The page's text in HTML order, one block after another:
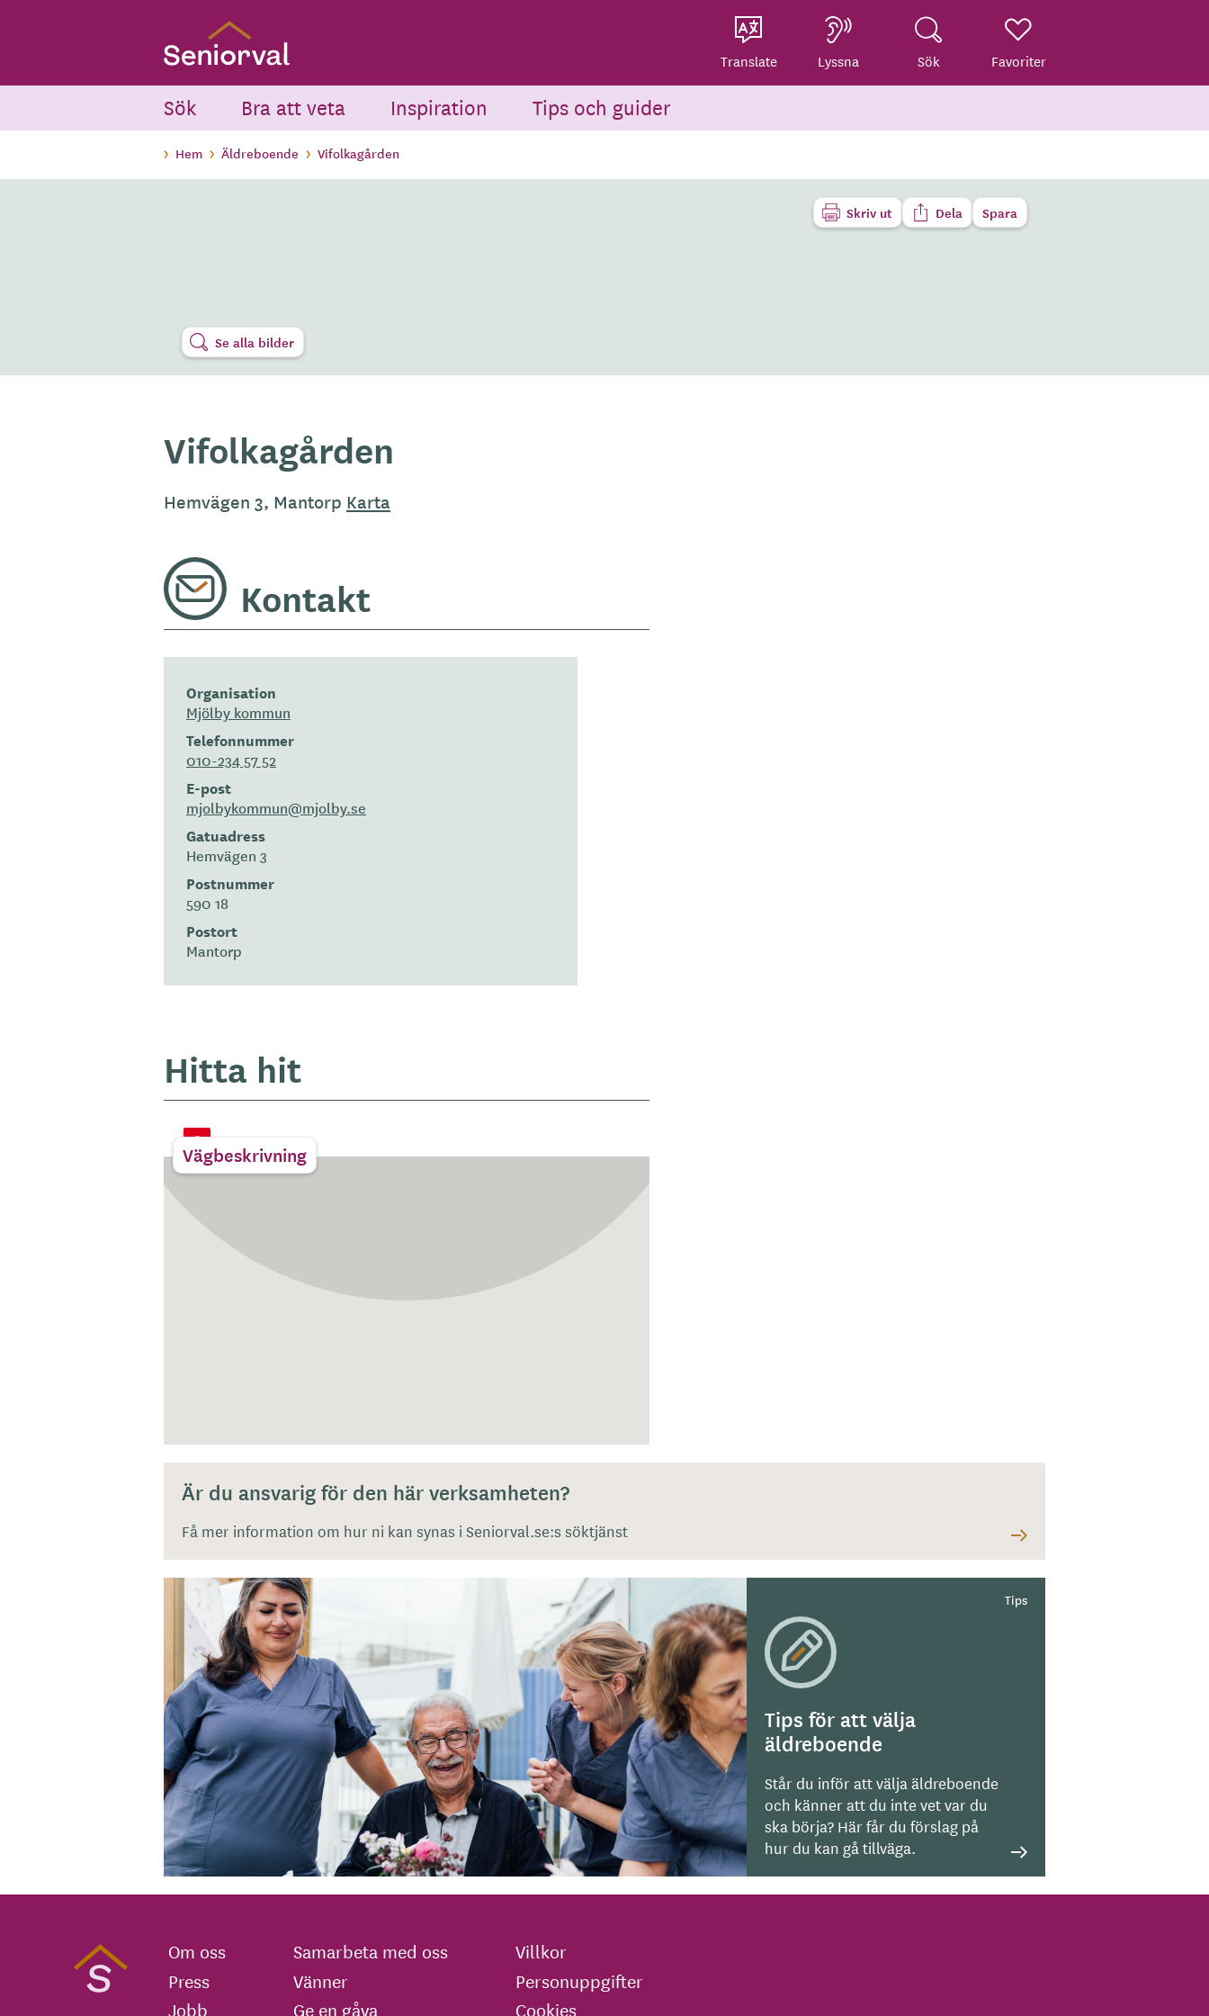
Translate Lyssna Sök Favoriter
Sök Bra att veta Inspiration Tips och guider
Hem Äldreboende Vifolkagården
Skriv ut Dela Spara
Se alla bilder
Vifolkagården
Hemvägen 3, Mantorp Karta
Kontakt
Organisation
Mjölby kommun
Telefonnummer
010-234 57 52
E-post
mjolbykommun­@mjolby.se
Gatuadress
Hemvägen 3
Postnummer
590 18
Postort
Mantorp
Hitta hit
Vägbeskrivning
Är du ansvarig för den här verksamheten?
Få mer information om hur ni kan synas i Seniorval.se:s söktjänst
Tips för att välja
äldreboende
Står du inför att välja äldreboende
och känner att du inte vet var du
ska börja? Här får du förslag på
hur du kan gå tillväga.
Om oss
Press
Jobb
Samarbeta med oss
Vänner
Ge en gåva
Villkor
Personuppgifter
Cookies